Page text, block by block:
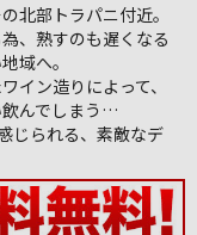
北部トラパニ付近。
、熟すのも遅くなる
域へ。
イン造りによって、
飲んでしまう…
じられる、素敵なデ